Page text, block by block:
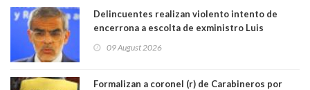
Delincuentes realizan violento intento de
encerrona a escolta de exministro Luis
Lo Espejo
09 August 2026
Formalizan a coronel (r) de Carabineros por